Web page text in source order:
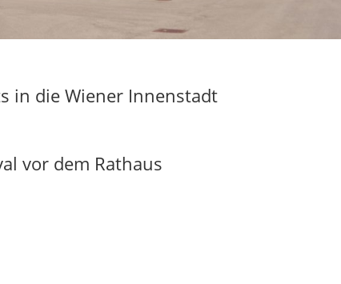
in die Wiener Innenstadt
vor dem Rathaus